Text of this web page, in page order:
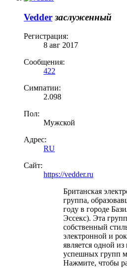
Vedder заслуженный
Регистрация:
8 авг 2017
Сообщения:
422
Симпатии:
2.098
Пол:
Мужской
Адрес:
RU
Сайт:
https://vedder.ru
Британская
группа,
году в городе
Эссекс). Эта
собственный
электронной и
является одной из
успешных групп
Нажмите, чтобы